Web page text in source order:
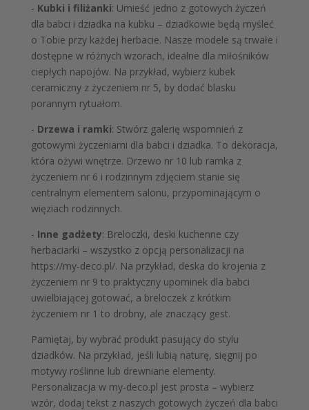
- Kubki i filiżanki: Umieść jedno z gotowych życzeń
dla babci i dziadka na kubku – dziadkowie będą myśleć
o Tobie przy każdej herbacie. Nasze modele są trwałe i
dostępne w różnych wzorach, idealne dla miłośników
ciepłych napojów. Na przykład, wybierz kubek
ceramiczny z życzeniem nr 5, by dodać blasku
porannym rytuałom.
- Drzewa i ramki: Stwórz galerię wspomnień z
gotowymi życzeniami dla babci i dziadka. To dekoracja,
która ożywi wnętrze. Drzewo nr 10 lub ramka z
życzeniem nr 6 i rodzinnym zdjęciem stanie się
centralnym elementem salonu, przypominającym o
więziach rodzinnych.
- Inne gadżety: Breloczki, deski kuchenne czy
herbaciarki – wszystko z opcją personalizacji na
https://my-deco.pl/. Na przykład, deska do krojenia z
życzeniem nr 9 to praktyczny upominek dla babci
uwielbiającej gotować, a breloczek z krótkim
życzeniem nr 1 to drobny, ale znaczący gest.
Pamiętaj, by wybrać produkt pasujący do stylu
dziadków. Na przykład, jeśli lubią naturę, sięgnij po
motywy roślinne lub drewniane elementy.
Personalizacja w my-deco.pl jest prosta – wybierz
wzór, dodaj tekst z naszych gotowych życzeń dla babci